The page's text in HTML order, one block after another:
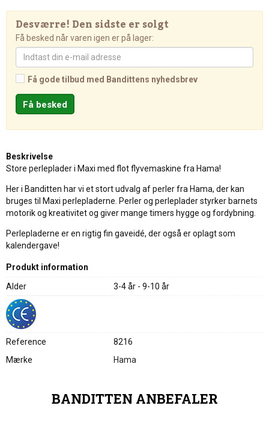
Desværre! Den sidste er solgt
Få besked når varen igen er på lager:
Få gode tilbud med Bandittens nyhedsbrev
Beskrivelse
Store perleplader i Maxi med flot flyvemaskine fra Hama!
Her i Banditten har vi et stort udvalg af perler fra Hama, der kan
bruges til Maxi perlepladerne. Perler og perleplader styrker barnets
motorik og kreativitet og giver mange timers hygge og fordybning.
Perlepladerne er en rigtig fin gaveidé, der også er oplagt som
kalendergave!
Produkt information
Alder
3-4 år - 9-10 år
Reference
8216
Mærke
Hama
BANDITTEN ANBEFALER